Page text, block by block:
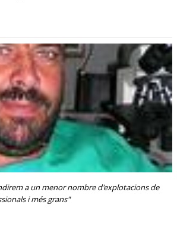
a un menor nombre d'explotacions de
i més grans"